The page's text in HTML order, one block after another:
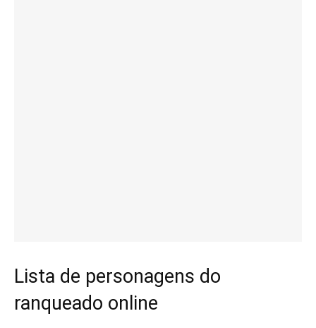
Lista de personagens do
ranqueado online